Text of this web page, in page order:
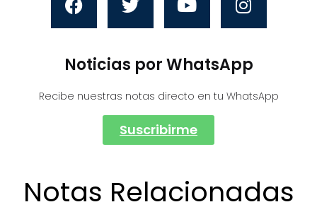
Noticias por WhatsApp
Recibe nuestras notas directo en tu WhatsApp
Suscribirme
Notas Relacionadas